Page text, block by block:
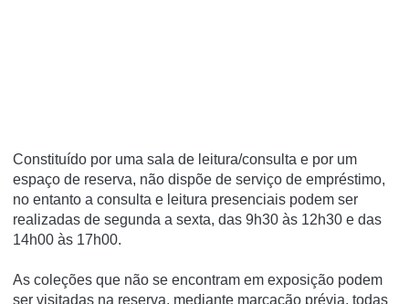
Constituído por uma sala de leitura/consulta e por um
espaço de reserva, não dispõe de serviço de empréstimo,
no entanto a consulta e leitura presenciais podem ser
realizadas de segunda a sexta, das 9h30 às 12h30 e das
14h00 às 17h00.
As coleções que não se encontram em exposição podem
ser visitadas na reserva, mediante marcação prévia, todas